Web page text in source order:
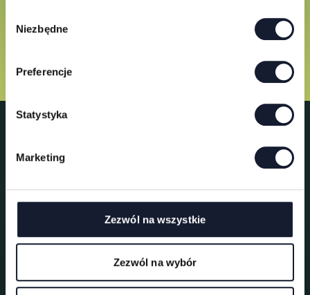
Niezbędne
Preferencje
Statystyka
Marketing
Zezwól na wszystkie
Zezwól na wybór
Pole namiotowe